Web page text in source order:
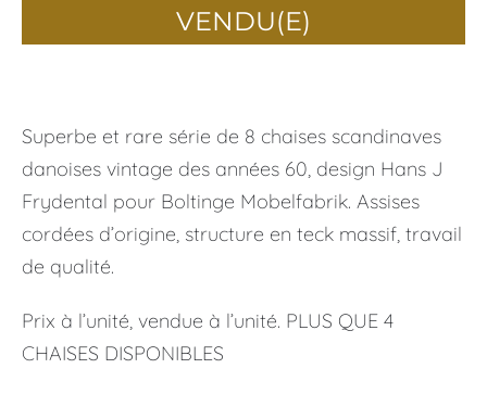
VENDU(E)
Superbe et rare série de 8 chaises scandinaves
danoises vintage des années 60, design Hans J
Frydental pour Boltinge Mobelfabrik. Assises
cordées d’origine, structure en teck massif, travail
de qualité.
Prix à l’unité, vendue à l’unité. PLUS QUE 4
CHAISES DISPONIBLES